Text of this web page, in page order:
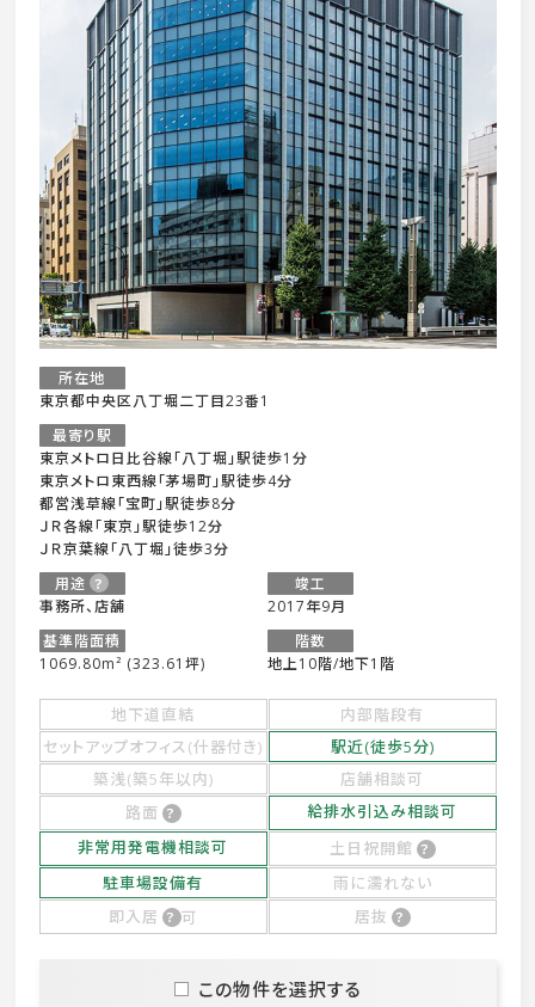
所在地
東京都中央区八丁堀二丁目23番1
最寄り駅
東京メトロ日比谷線「八丁堀」駅徒歩1分
東京メトロ東西線「茅場町」駅徒歩4分
都営浅草線「宝町」駅徒歩8分
ＪＲ各線「東京」駅徒歩12分
ＪＲ京葉線「八丁堀」徒歩3分
用途
事務所、店舗
竣工
2017年9月
基準階面積
1069.80m² (323.61坪)
階数
地上10階/地下1階
地下道直結
内部階段有
セットアップオフィス(什器付き)
駅近(徒歩5分)
築浅(築5年以内)
店舗相談可
路面
給排水引込み相談可
非常用発電機相談可
土日祝開館
駐車場設備有
雨に濡れない
即入居
可 居抜
この物件を選択する